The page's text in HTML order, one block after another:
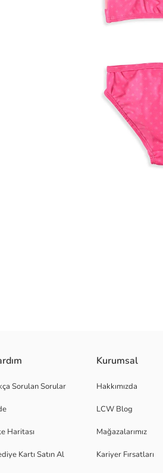
Sorulan Sorular
Haritası
Kartı Satın Al
Kurumsal
Hakkımızda
LCW Blog
Mağazalarımız
Kariyer Fırsatları